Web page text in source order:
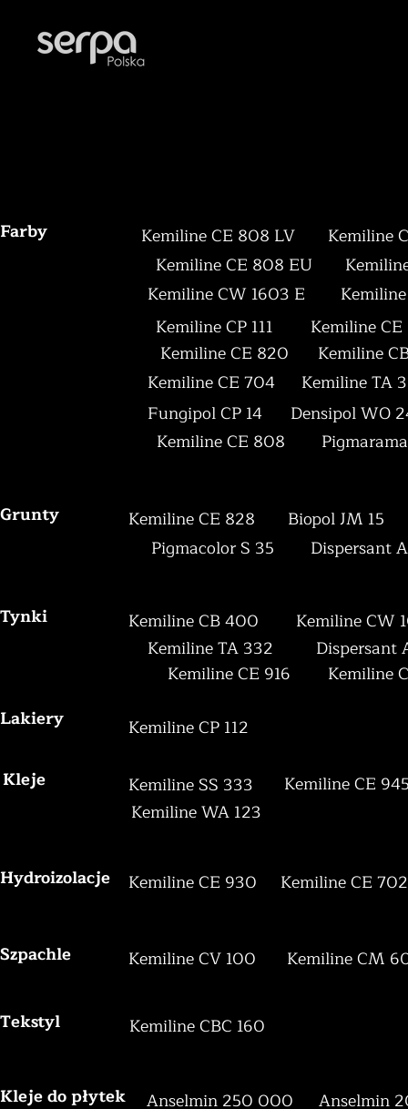
Farby
Grunty
Tynki
Lakiery
Kleje
Kemiline CE 808 LV
Kemiline CE 808 EU
Kemiline CW 1603 E
Kemiline
Kemiline CP 111
Kemiline CE 820
Kemiline CE 704
Kemiline
Kemiline
Kemiline TA
Fungipol CP 14
Kemiline CE 808
Densipol WO
Pigmarama
Kemiline CE 828
Pigmacolor S 35
Biopol JM 15
Dispersant A
Kemiline CB 400
Kemiline CW
Kemiline TA 332
Kemiline CE 916
Dispersant
Kemiline
Kemiline CP 112
Kemiline SS 333
Kemiline CE
Kemiline WA 123
Hydroizolacje Kemiline CE 930 Kemiline CE 702
Szpachle
Tekstyl
Kemiline CV 100 Kemiline CM
Kemiline CBC 160
Kleje do płytek Anselmin 250 000
Anselmin